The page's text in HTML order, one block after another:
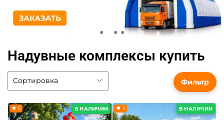
Надувные комплексы купить
В НАЛИЧИИ
5 В НАЛИЧИИ
5
Фильтр